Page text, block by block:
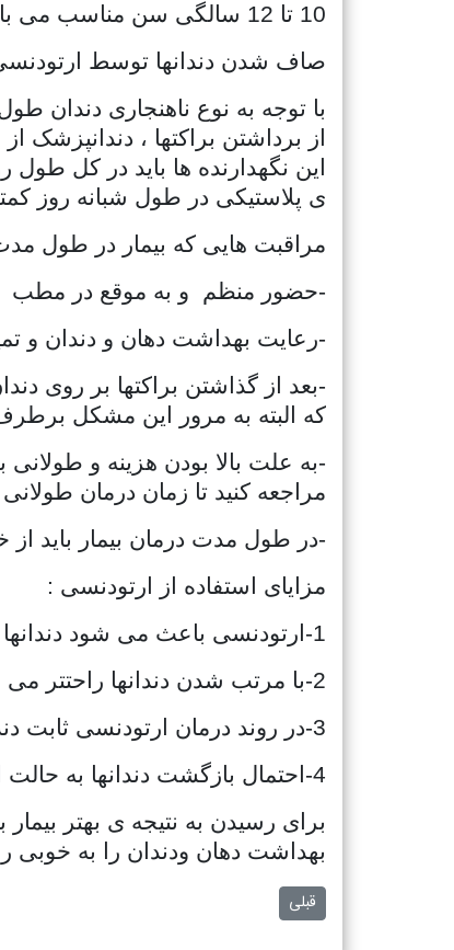
10 تا 12 سالگی سن مناسب می باشد اما در سنین بالاتر نیز این کار قابل انجام می باشد .
صاف شدن دندانها توسط
از برداشتن براکتها ، دندانپزشک
این نگهدارنده ها باید در کل طول
ی پلاستیکی در طول شبانه روز
مراقبت هایی که بیمار در طول
-حضور منظم و به موقع در مطب
-رعایت بهداشت دهان و دندان و
-بعد از گذاشتن براکتها بر روی
که البته به مرور این مشکل
-به علت بالا بودن هزینه و
مراجعه کنید تا زمان درمان
-در طول مدت درمان بیمار باید
مزایای استفاده از ارتودنسی :
1-ارتودنسی باعث می شود دندانها مرتب شده و در جایگاهشان قرار بگیرند
2-با مرتب شدن دندانها راحتتر می شود آنها را تمیز کرد
3-در روند درمان ارتودنسی ثابت دندانپزشک مجبور نیست به همکاری بیمار تکیه کند
4-احتمال بازگشت دندانها به حالت اولیه ی خود در ارتودنسی ثابت بسیار کم است
برای رسیدن به نتیجه ی بهتر
بهداشت دهان ودندان را به خوبی
مطلب قبلی: روکش زیبایی دندان وکاربرد آن در
قبلی